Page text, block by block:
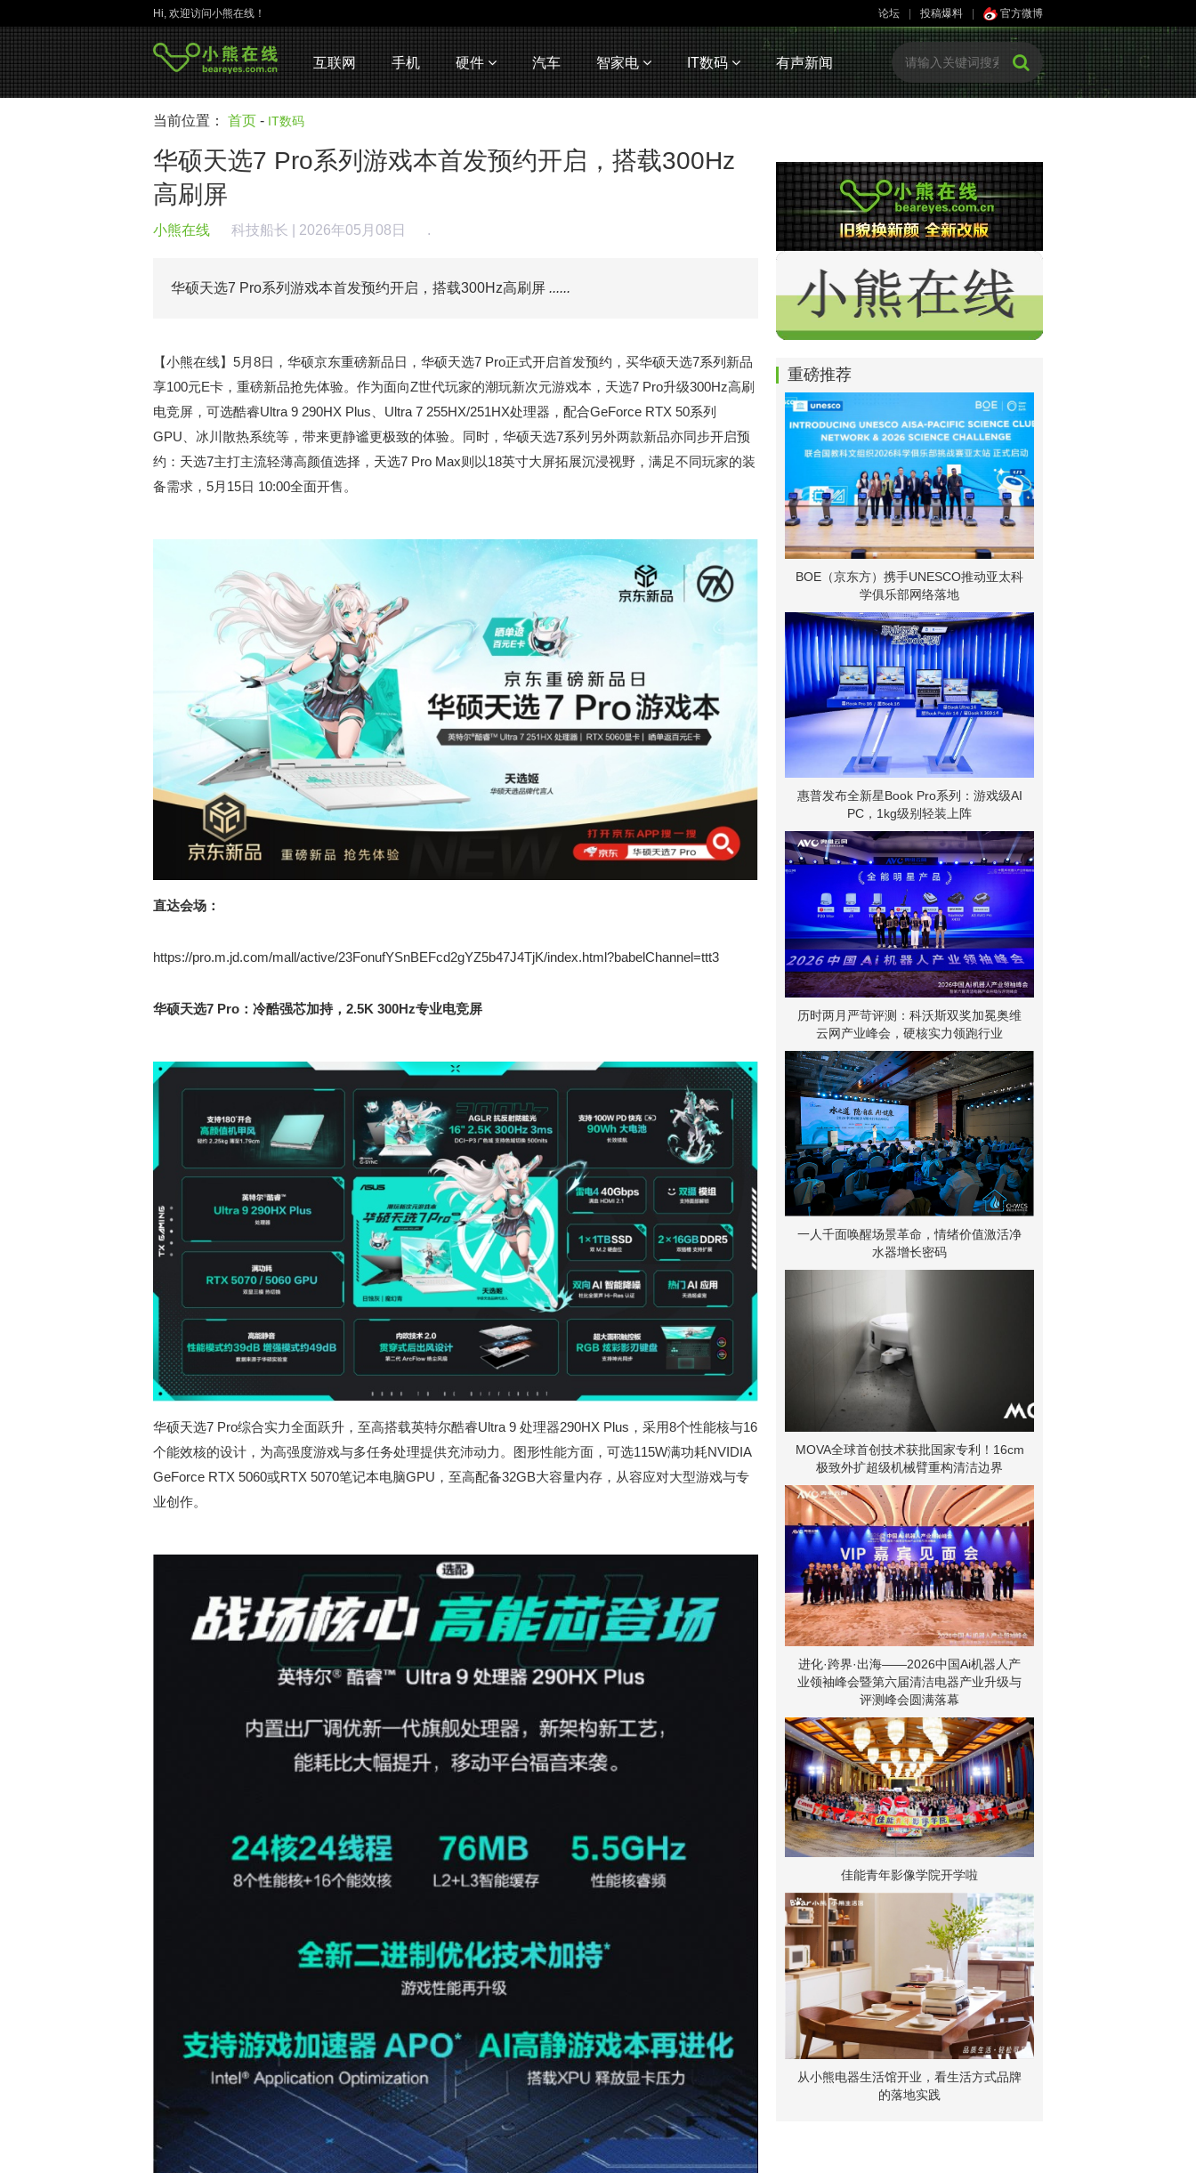
Hi, 欢迎访问小熊在线！ 论坛 投稿爆料 官方微博
互联网 手机 硬件 汽车 智家电 IT数码 有声新闻
当前位置： 首页 - IT数码
华硕天选7 Pro系列游戏本首发预约开启，搭载300Hz
高刷屏
小熊在线 科技船长 | 2026年05月08日 .
华硕天选7 Pro系列游戏本首发预约开启，搭载300Hz高刷屏 ......
【小熊在线】5月8日，华硕京东重磅新品日，华硕天选7 Pro正式开启首发预约，买华硕天选7系列新品
享100元E卡，重磅新品抢先体验。作为面向Z世代玩家的潮玩新次元游戏本，天选7 Pro升级300Hz高刷
电竞屏，可选酷睿Ultra 9 290HX Plus、Ultra 7 255HX/251HX处理器，配合GeForce RTX 50系列
GPU、冰川散热系统等，带来更静谧更极致的体验。同时，华硕天选7系列另外两款新品亦同步开启预
约：天选7主打主流轻薄高颜值选择，天选7 Pro Max则以18英寸大屏拓展沉浸视野，满足不同玩家的装
备需求，5月15日 10:00全面开售。
直达会场：
https://pro.m.jd.com/mall/active/23FonufYSnBEFcd2gYZ5b47J4TjK/index.html?babelChannel=ttt3
华硕天选7 Pro：冷酷强芯加持，2.5K 300Hz专业电竞屏
华硕天选7 Pro综合实力全面跃升，至高搭载英特尔酷睿Ultra 9 处理器290HX Plus，采用8个性能核与16
个能效核的设计，为高强度游戏与多任务处理提供充沛动力。图形性能方面，可选115W满功耗NVIDIA
GeForce RTX 5060或RTX 5070笔记本电脑GPU，至高配备32GB大容量内存，从容应对大型游戏与专
业创作。
重磅推荐
BOE（京东方）携手UNESCO推动亚太科
学俱乐部网络落地
惠普发布全新星Book Pro系列：游戏级AI
PC，1kg级别轻装上阵
历时两月严苛评测：科沃斯双奖加冕奥维
云网产业峰会，硬核实力领跑行业
一人千面唤醒场景革命，情绪价值激活净
水器增长密码
MOVA全球首创技术获批国家专利！16cm
极致外扩超级机械臂重构清洁边界
进化·跨界·出海——2026中国Ai机器人产
业领袖峰会暨第六届清洁电器产业升级与
评测峰会圆满落幕
佳能青年影像学院开学啦
从小熊电器生活馆开业，看生活方式品牌
的落地实践